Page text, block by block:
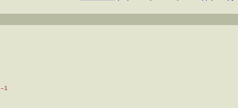
–1